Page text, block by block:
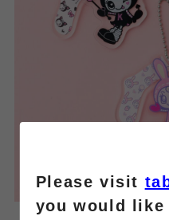
Please visit
you would